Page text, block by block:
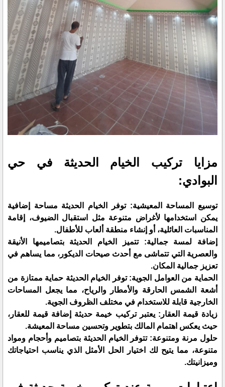
مزايا تركيب الخيام الحديثة في حي
البوادي:
توسيع المساحة المعيشية: توفر الخيام الحديثة مساحة إضافية
يمكن استخدامها لأغراض متنوعة مثل استقبال الضيوف، إقامة
المناسبات العائلية، أو إنشاء منطقة ألعاب للأطفال.
إضافة لمسة جمالية: تتميز الخيام الحديثة بتصاميمها الأنيقة
والعصرية التي تتماشى مع أحدث صيحات الديكور، مما يساهم في
تعزيز جمالية المكان.
الحماية من العوامل الجوية: توفر الخيام الحديثة حماية ممتازة من
أشعة الشمس الحارقة والأمطار والرياح، مما يجعل المساحات
الخارجية قابلة للاستخدام في مختلف الظروف الجوية.
زيادة قيمة العقار: يعتبر تركيب خيمة حديثة إضافة قيمة للعقار،
حيث يعكس اهتمام المالك بتطوير وتحسين مساحة المعيشة.
حلول مرنة ومتنوعة: تتوفر الخيام الحديثة بتصاميم وأحجام ومواد
متنوعة، مما يتيح لك اختيار الحل الأمثل الذي يناسب احتياجاتك
وميزانيتك.